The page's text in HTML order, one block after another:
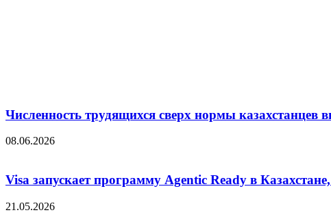
Численность трудящихся сверх нормы казахстанцев
08.06.2026
Visa запускает программу Agentic Ready в
21.05.2026